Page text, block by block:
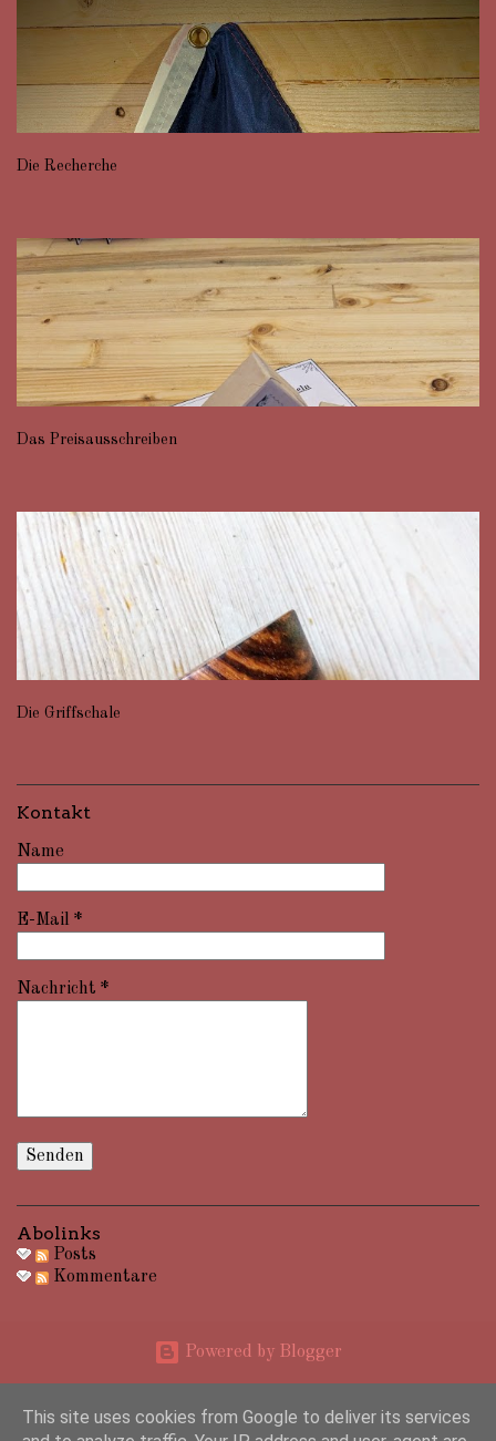
Die Recherche
Das Preisausschreiben
Die Griffschale
Kontakt
Name
E-Mail *
Nachricht *
Abolinks
Posts
Kommentare
Powered by Blogger
This site uses cookies from Google to deliver its services